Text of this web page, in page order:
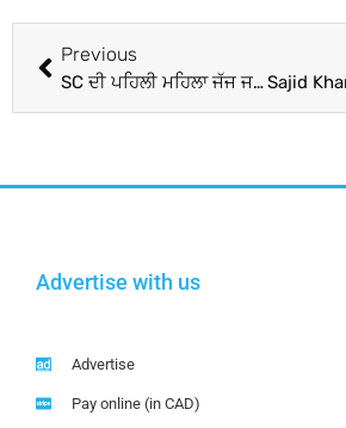
Previous
SC ਦੀ ਪਹਿਲੀ ਮਹਿਲਾ ਜੱਜ ਜਸਟਿਸ ਫਾਤਿਮਾ ਬੀਵੀ ਦਾ ਦੇਹਾਂਤ, 96 ਸਾਲ ਦੀ ਉਮਰ ‘ਚ ਲਏ ਆਖਰੀ ਸਾਹ
Advertise with us
Advertise
Pay online (in CAD)